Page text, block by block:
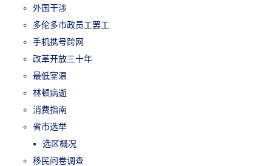
外国干涉
多伦多市政员工罢工
手机携号跨网
改革开放三十年
最低室温
林顿病逝
消费指南
省市选举
选区概况
移民问卷调查